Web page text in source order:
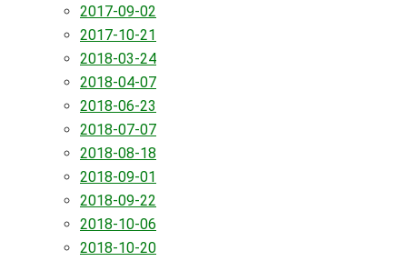
2017-09-02
2017-10-21
2018-03-24
2018-04-07
2018-06-23
2018-07-07
2018-08-18
2018-09-01
2018-09-22
2018-10-06
2018-10-20